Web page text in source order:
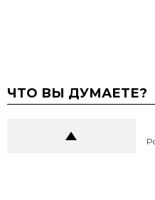
ЧТО ВЫ ДУМАЕТЕ?